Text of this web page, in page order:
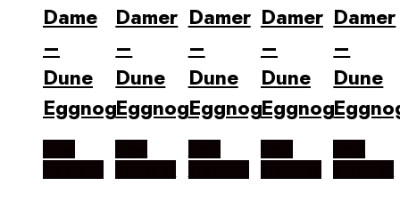
Dame
–
Dune
Eggnog
Damer
–
Dune
Eggnog
Damer
–
Dune
Eggnog
Damer
–
Dune
Eggnog
Damer
–
Dune